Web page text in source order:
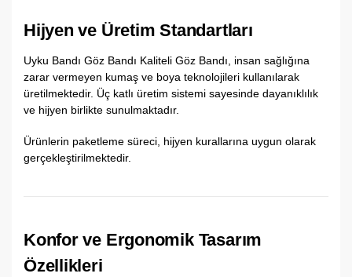
Hijyen ve Üretim Standartları
Uyku Bandı Göz Bandı Kaliteli Göz Bandı, insan sağlığına
zarar vermeyen kumaş ve boya teknolojileri kullanılarak
üretilmektedir. Üç katlı üretim sistemi sayesinde dayanıklılık
ve hijyen birlikte sunulmaktadır.
Ürünlerin paketleme süreci, hijyen kurallarına uygun olarak
gerçekleştirilmektedir.
Konfor ve Ergonomik Tasarım
Özellikleri